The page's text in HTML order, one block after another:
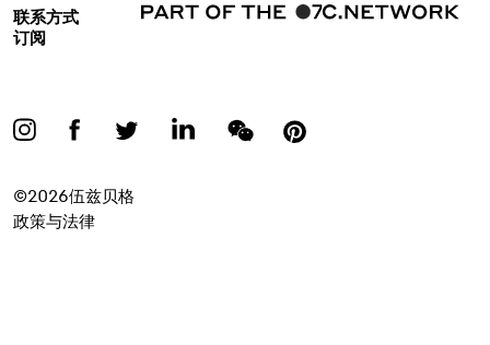
联系方式
订阅
©2026伍兹贝格
政策与法律